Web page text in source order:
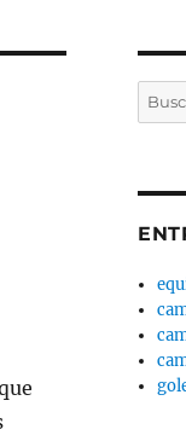
Buscar
por: